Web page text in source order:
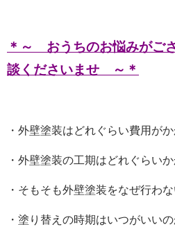
＊～ おうちのお悩みがご
談くださいませ ～＊
・外壁塗装はどれぐらい費用が
・外壁塗装の工期はどれぐらい
・そもそも外壁塗装をなぜ行わ
・塗り替えの時期はいつがいいの